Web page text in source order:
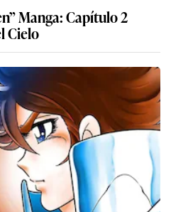
Manga: Capítulo 2
Cielo